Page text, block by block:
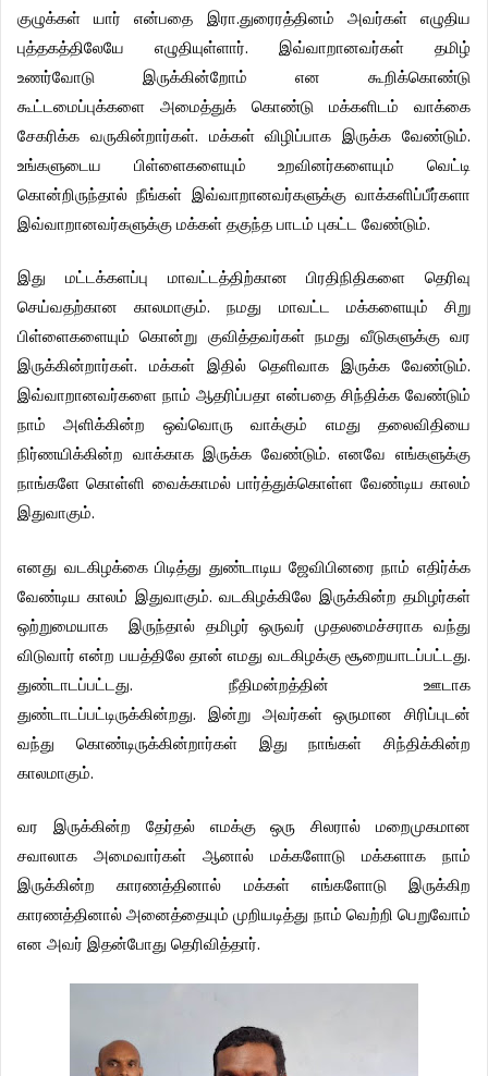
குழுக்கள்
யார் என்பதை இரா.துரைரத்தினம் அவர்கள்
எழுதிய
புத்தகத்திலேயே
எழுதியுள்ளார். இவ்வாறானவர்கள்
தமிழ்
உணர்வோடு
இருக்கின்றோம் என
கூறிக்கொண்டு
கூட்டமைப்புக்களை
அமைத்துக் கொண்டு மக்களிடம்
வாக்கை
சேகரிக்க வருகின்றார்கள். மக்கள் விழிப்பாக இருக்க வேண்டும்.
உங்களுடைய
பிள்ளைகளையும் உறவினர்களையும்
வெட்டி
கொன்றிருந்தால் நீங்கள் இவ்வாறானவர்களுக்கு வாக்களிப்பீர்களா
இவ்வாறானவர்களுக்கு மக்கள் தகுந்த பாடம் புகட்ட வேண்டும்.
இது மட்டக்களப்பு மாவட்டத்திற்கான பிரதிநிதிகளை
தெரிவு
செய்வதற்கான
காலமாகும்.நமது மாவட்ட மக்களையும்
சிறு
பிள்ளைகளையும் கொன்று குவித்தவர்கள் நமது வீடுகளுக்கு வர
இருக்கின்றார்கள்.மக்கள் இதில் தெளிவாக இருக்க வேண்டும்.
இவ்வாறானவர்களை நாம் ஆதரிப்பதா என்பதை சிந்திக்க வேண்டும்
நாம்
அளிக்கின்ற ஒவ்வொரு வாக்கும் எமது
தலைவிதியை
நிர்ணயிக்கின்ற வாக்காக இருக்க வேண்டும்.எனவே எங்களுக்கு
நாங்களே கொள்ளி வைக்காமல் பார்த்துக்கொள்ள வேண்டிய காலம்
இதுவாகும்.
எனது வடகிழக்கை பிடித்து துண்டாடிய ஜேவிபினரை நாம் எதிர்க்க
வேண்டிய காலம் இதுவாகும்.வடகிழக்கிலே இருக்கின்ற தமிழர்கள்
ஒற்றுமையாக
இருந்தால் தமிழர் ஒருவர் முதலமைச்சராக வந்து
விடுவார் என்ற பயத்திலே தான் எமது வடகிழக்கு சூறையாடப்பட்டது.
துண்டாடப்பட்டது. நீதிமன்றத்தின்
ஊடாக
துண்டாடப்பட்டிருக்கின்றது. இன்று அவர்கள் ஒருமான சிரிப்புடன்
வந்து
கொண்டிருக்கின்றார்கள் இது நாங்கள்
சிந்திக்கின்ற
காலமாகும்.
வர இருக்கின்ற தேர்தல் எமக்கு ஒரு சிலரால்
மறைமுகமான
சவாலாக
அமைவார்கள் ஆனால் மக்களோடு மக்களாக
நாம்
இருக்கின்ற
காரணத்தினால் மக்கள் எங்களோடு
இருக்கிற
காரணத்தினால் அனைத்தையும் முறியடித்து நாம் வெற்றி பெறுவோம்
என அவர் இதன்போது தெரிவித்தார்.